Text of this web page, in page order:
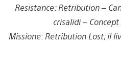
Resistance: Retribution –
crisalidi –
Missione: Retribution Lost, il